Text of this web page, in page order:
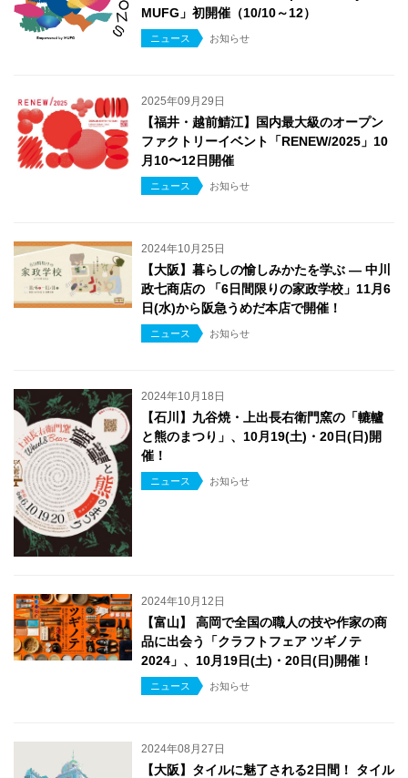
MUFG」初開催（10/10～12）
ニュース お知らせ
2025年09月29日
【福井・越前鯖江】国内最大級のオープン
ファクトリーイベント「RENEW/2025」10
月10〜12日開催
ニュース お知らせ
2024年10月25日
【大阪】暮らしの愉しみかたを学ぶ ― 中川
政七商店の 「6日間限りの家政学校」11月6
日(水)から阪急うめだ本店で開催！
ニュース お知らせ
2024年10月18日
【石川】九谷焼・上出長右衛門窯の「轆轤
と熊のまつり」、10月19(土)・20日(日)開
催！
ニュース お知らせ
2024年10月12日
【富山】 高岡で全国の職人の技や作家の商
品に出会う「クラフトフェア ツギノテ
2024」、10月19日(土)・20日(日)開催！
ニュース お知らせ
2024年08月27日
【大阪】タイルに魅了される2日間！ タイル